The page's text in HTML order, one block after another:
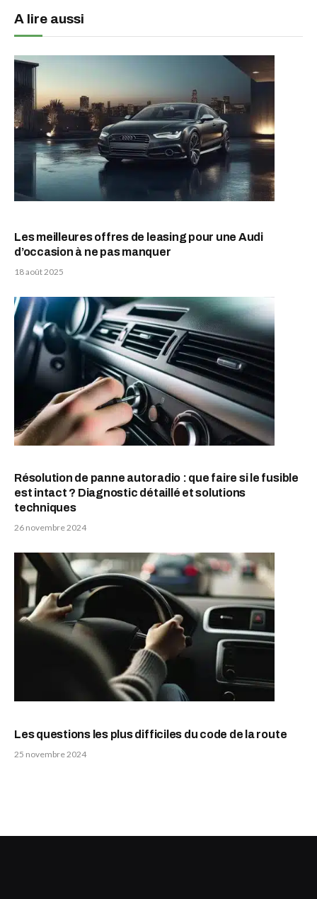
A lire aussi
Les meilleures offres de leasing pour une Audi
d’occasion à ne pas manquer
18 août 2025
Résolution de panne autoradio : que faire si le fusible
est intact ? Diagnostic détaillé et solutions
techniques
26 novembre 2024
Les questions les plus difficiles du code de la route
25 novembre 2024